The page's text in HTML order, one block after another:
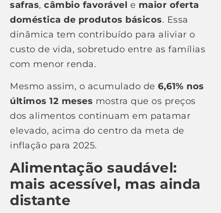
safras, câmbio favorável e maior oferta
doméstica de produtos básicos. Essa
dinâmica tem contribuído para aliviar o
custo de vida, sobretudo entre as famílias
com menor renda.
Mesmo assim, o acumulado de 6,61% nos
últimos 12 meses mostra que os preços
dos alimentos continuam em patamar
elevado, acima do centro da meta de
inflação para 2025.
Alimentação saudável:
mais acessível, mas ainda
distante